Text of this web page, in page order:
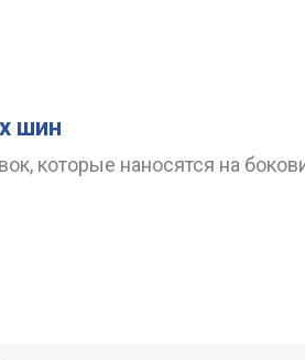
шин
которые наносятся на